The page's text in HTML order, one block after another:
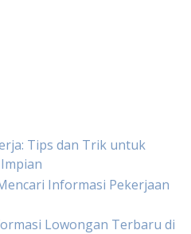
Tips dan Trik untuk
Informasi Pekerjaan
Lowongan Terbaru di